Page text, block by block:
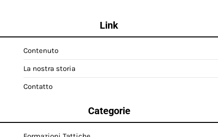
Link
Contenuto
La nostra storia
Contatto
Categorie